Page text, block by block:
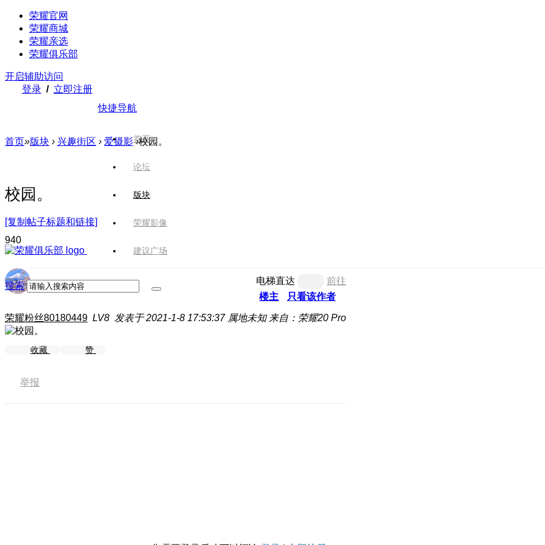
荣耀官网
荣耀商城
荣耀亲选
荣耀俱乐部
开启辅助访问
登录 / 立即注册
快捷导航
首页
论坛
版块
荣耀影像
建议广场
搜索
首页»版块 › 兴趣街区 › 爱摄影 ›校园。
校园。
[复制帖子标题和链接]
940
电梯直达
前往
楼主
只看该作者
荣耀粉丝80180449 LV8 发表于 2021-1-8 17:53:37 属地未知 来自：荣耀20 Pro
收藏 赞
举报